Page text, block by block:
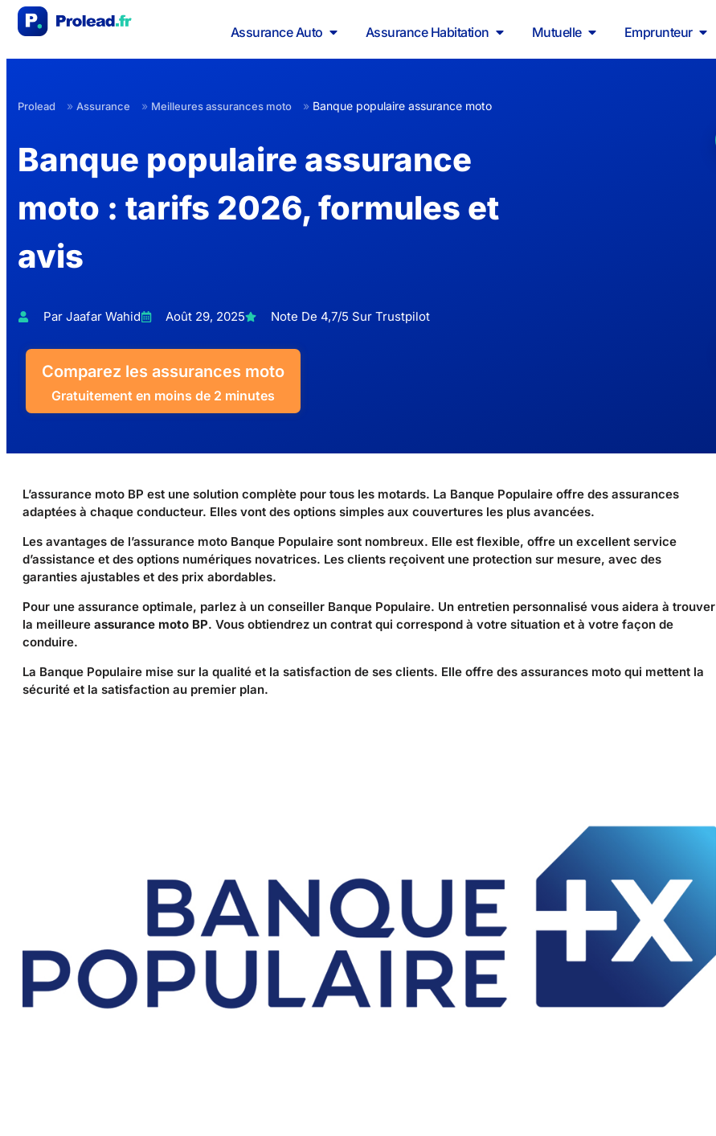
Assurance Auto Assurance Habitation Mutuelle Emprunteur
Prolead » Assurance » Meilleures assurances moto » Banque populaire assurance moto
Banque populaire assurance
moto : tarifs 2026, formules et
avis
Par Jaafar Wahid Août 29, 2025 Note De 4,7/5 Sur Trustpilot
Comparez les assurances moto
Gratuitement en moins de 2 minutes
L’assurance moto BP est une solution complète pour tous les motards. La Banque Populaire offre des assurances
adaptées à chaque conducteur. Elles vont des options simples aux couvertures les plus avancées.
Les avantages de l’assurance moto Banque Populaire sont nombreux. Elle est flexible, offre un excellent service
d’assistance et des options numériques novatrices. Les clients reçoivent une protection sur mesure, avec des
garanties ajustables et des prix abordables.
Pour une assurance optimale, parlez à un conseiller Banque Populaire. Un entretien personnalisé vous aidera à trouver
la meilleure assurance moto BP. Vous obtiendrez un contrat qui correspond à votre situation et à votre façon de
conduire.
La Banque Populaire mise sur la qualité et la satisfaction de ses clients. Elle offre des assurances moto qui mettent la
sécurité et la satisfaction au premier plan.